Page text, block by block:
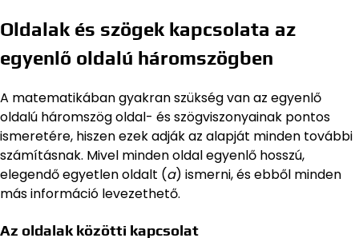
Oldalak és szögek kapcsolata az
egyenlő oldalú háromszögben
A matematikában gyakran szükség van az egyenlő
oldalú háromszög oldal- és szögviszonyainak pontos
ismeretére, hiszen ezek adják az alapját minden további
számításnak. Mivel minden oldal egyenlő hosszú,
elegendő egyetlen oldalt (a) ismerni, és ebből minden
más információ levezethető.
Az oldalak közötti kapcsolat